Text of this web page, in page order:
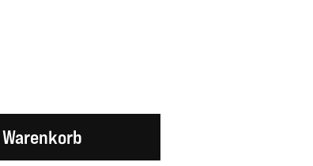
ein oder benutze die Schaltflächen